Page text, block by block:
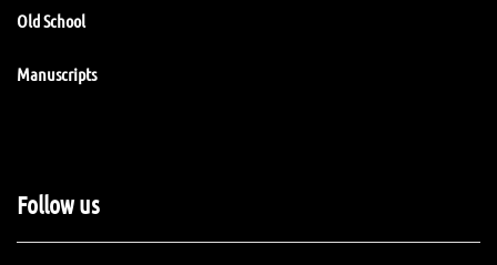
Old School
Manuscripts
Follow us